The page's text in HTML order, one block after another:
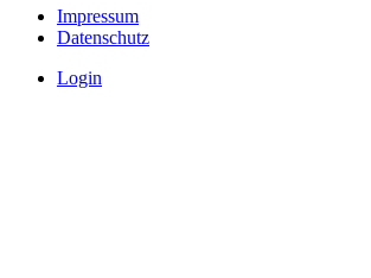
Impressum
Datenschutz
Login